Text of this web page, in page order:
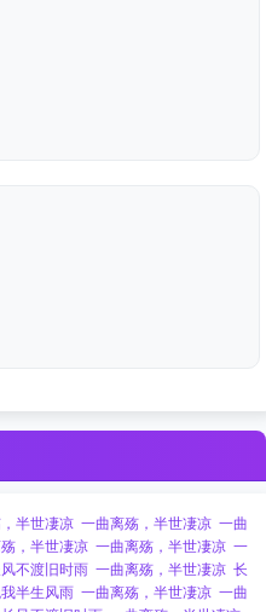
半世凄凉 一曲离殇，半世凄凉 一曲
，半世凄凉 一曲离殇，半世凄凉 一
不渡旧时雨 一曲离殇，半世凄凉 长
半生风雨 一曲离殇，半世凄凉 一曲